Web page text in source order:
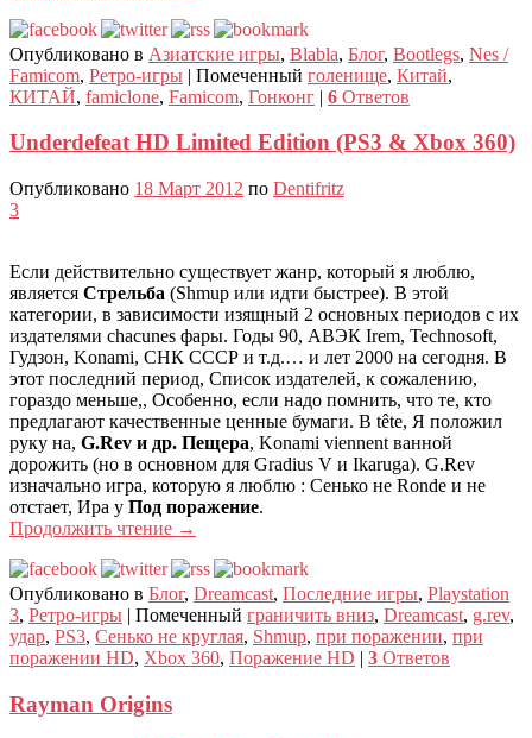
Опубликовано в Азиатские игры, Blabla, Блог, Bootlegs, Nes /
Famicom, Ретро-игры | Помеченный голенище, Китай,
КИТАЙ, famiclone, Famicom, Гонконг | 6 Ответов
Underdefeat HD Limited Edition (PS3 & Xbox 360)
Опубликовано 18 Март 2012 по Dentifritz
3
Если действительно существует жанр, который я люблю,
является Стрельба (Shmup или идти быстрее). В этой
категории, в зависимости изящный 2 основных периодов с их
издателями chacunes фары. Годы 90, АВЭК Irem, Technosoft,
Гудзон, Konami, СНК СССР и т.д.… и лет 2000 на сегодня. В
этот последний период, Список издателей, к сожалению,
гораздо меньше,, Особенно, если надо помнить, что те, кто
предлагают качественные ценные бумаги. В tête, Я положил
руку на, G.Rev и др. Пещера, Konami viennent ванной
дорожить (но в основном для Gradius V и Ikaruga). G.Rev
изначально игра, которую я люблю : Сенько не Ronde и не
отстает, Ира у Под поражение.
Продолжить чтение →
Опубликовано в Блог, Dreamcast, Последние игры, Playstation
3, Ретро-игры | Помеченный граничить вниз, Dreamcast, g.rev,
удар, PS3, Сенько не круглая, Shmup, при поражении, при
поражении HD, Xbox 360, Поражение HD | 3 Ответов
Rayman Origins